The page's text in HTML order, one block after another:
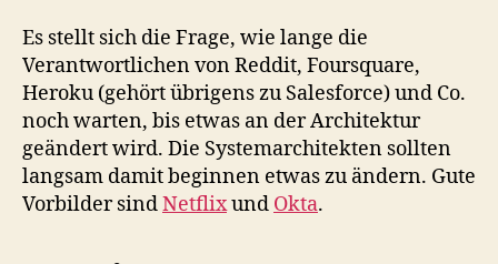
Es stellt sich die Frage, wie lange die
Verantwortlichen von Reddit, Foursquare,
Heroku (gehört übrigens zu Salesforce) und Co.
noch warten, bis etwas an der Architektur
geändert wird. Die Systemarchitekten sollten
langsam damit beginnen etwas zu ändern. Gute
Vorbilder sindNetflixund Okta.